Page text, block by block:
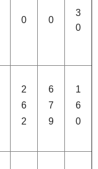
0 0
3
0
2
6
2
6
7
9
1
6
0